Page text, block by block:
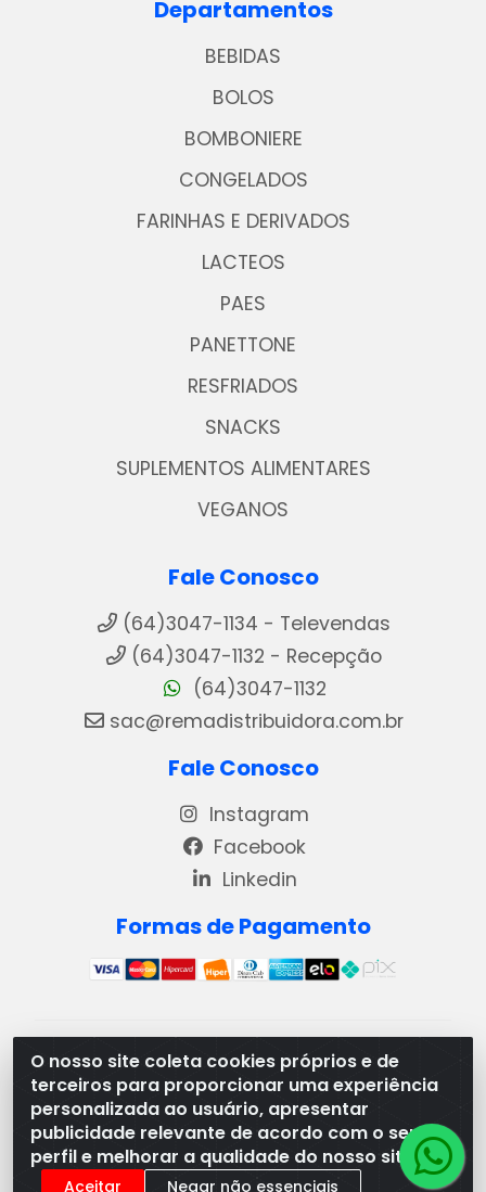
O nosso site coleta cookies próprios e de
terceiros para proporcionar uma experiência
personalizada ao usuário, apresentar
publicidade relevante de acordo com o seu
perfil e melhorar a qualidade do nosso site.
Aceitar Negar não essenciais
Departamentos
BEBIDAS
BOLOS
BOMBONIERE
CONGELADOS
FARINHAS E DERIVADOS
LACTEOS
PAES
PANETTONE
RESFRIADOS
SNACKS
SUPLEMENTOS ALIMENTARES
VEGANOS
Fale Conosco
(64)3047-1134 - Televendas
(64)3047-1132 - Recepção
(64)3047-1132
sac@remadistribuidora.com.br
Fale Conosco
Instagram
Facebook
Linkedin
Formas de Pagamento
REMA DISTRIBUIDORA E REPRESENTAÇÕES DE
PRODUTOS LACTEOS LTDA - VIA DPI 6 QD 4 LOTES
13 E 14, BAIRRO DPI - MORRINHOS/GO - CEP:75.653-
408 - CNPJ: 03.369.186/0001-49